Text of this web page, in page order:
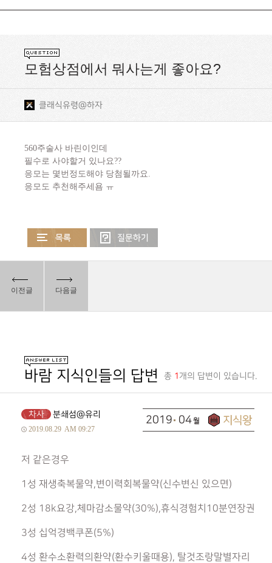
모험상점에서 뭐사는게 좋아요?
클래식유령@하자
560주술사 바린이인데
필수로 사야할거 있나요??
응모는 몇번정도해야 당첨될까요.
응모도 추천해주세욤 ㅠ
이전글 다음글
바람 지식인들의 답변 총 1 개의 답변이 있습니다.
차사 분쇄섬@유리
2019.08.29 AM 09:27
저 같은경우
1성 재생축복물약,변이력회복물약(신수변신 있으면)
2성 18k요강,체마감소물약(30%),휴식경험치10분연장권
3성 십억경백쿠폰(5%)
4성 환수소환력의환약(환수키울때용), 탈것조랑말별자리
2019 04